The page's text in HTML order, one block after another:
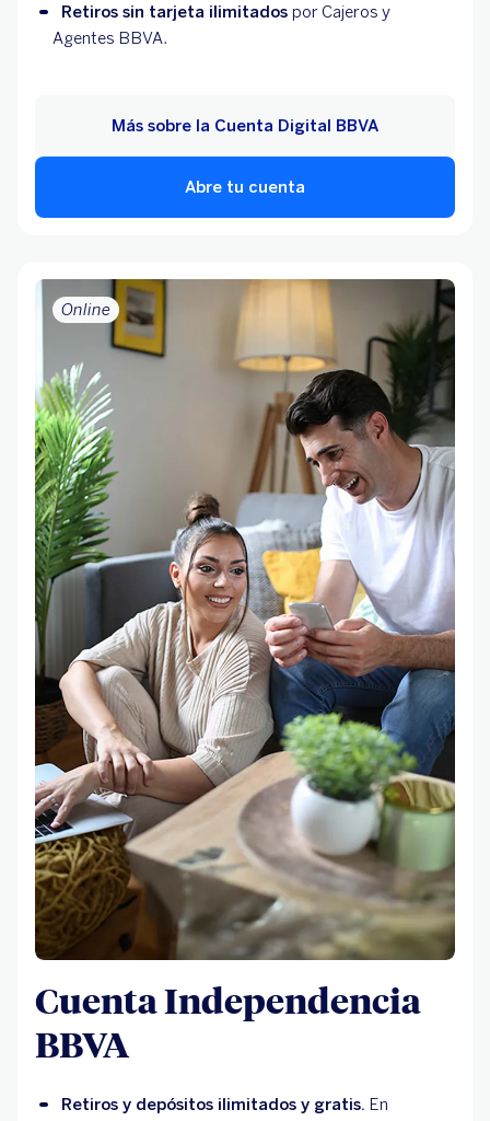
Retiros sin tarjeta ilimitados por Cajeros y
Agentes BBVA.
Abre tu cuenta
Más sobre la Cuenta Digital BBVA
Online
Cuenta Independencia
BBVA
Retiros y depósitos ilimitados y gratis. En